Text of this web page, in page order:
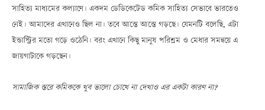
সাহিত্য মাধ্যমের কল্যাণে। একদম ডেডিকেটেড কমিক সাহিত্য সেভাবে ভারতেও
নেই। আমাদের এখানেও ছিল না। তবে আস্তে আস্তে গড়ছে। যেমনটি বলেছি, এটা
ইন্ডাস্ট্রির মতো গড়ে ওঠেনি। বরং এখানে কিছু মানুষ পরিশ্রম ও মেধার সমন্বয়ে এ
জায়গাটাকে গড়ছেন।
সামাজিক স্তরে কমিককে খুব ভালো চোখে না দেখাও এর একটা কারণ না?